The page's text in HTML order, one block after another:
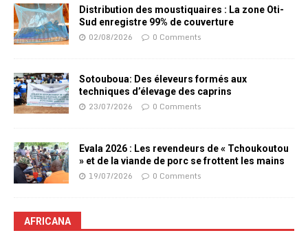
Distribution des moustiquaires : La zone Oti-
Sud enregistre 99% de couverture
02/08/2026 0 Comments
Sotouboua: Des éleveurs formés aux
techniques d’élevage des caprins
23/07/2026 0 Comments
Evala 2026 : Les revendeurs de « Tchoukoutou
» et de la viande de porc se frottent les mains
19/07/2026 0 Comments
AFRICANA